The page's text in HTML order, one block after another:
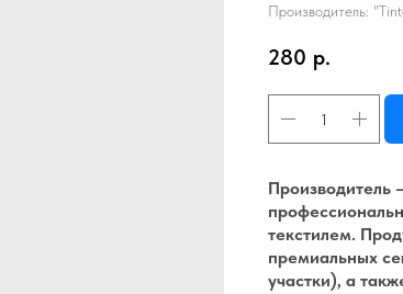
Производитель:
280 р.
Производитель
текстилем.
премиальных
участки), а